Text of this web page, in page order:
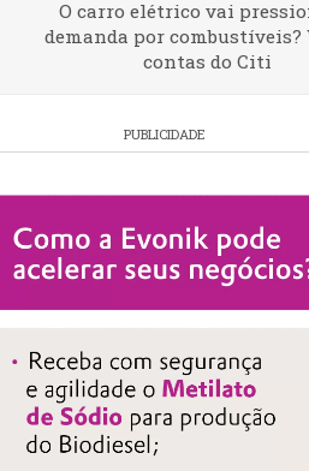
O carro elétrico vai
demanda por combustíveis?
contas do Citi
PUBLICIDADE